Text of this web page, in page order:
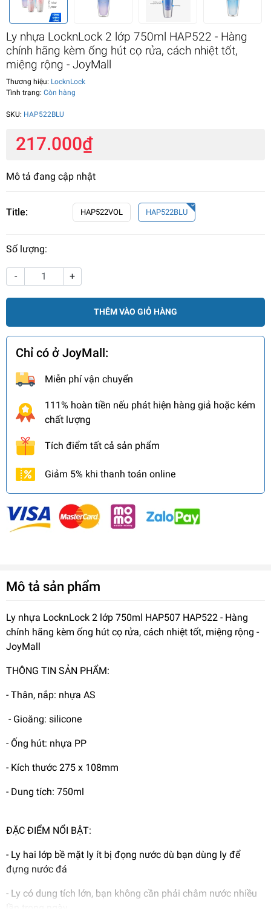
Ly nhựa LocknLock 2 lớp 750ml HAP522 - Hàng
chính hãng kèm ống hút cọ rửa, cách nhiệt tốt,
miệng rộng - JoyMall
Thương hiệu: LocknLock
Tình trạng: Còn hàng
SKU: HAP522BLU
217.000₫
Mô tả đang cập nhật
Title: HAP522VOL HAP522BLU
Số lượng:
- +
THÊM VÀO GIỎ HÀNG
Chỉ có ở JoyMall:
Miễn phí vận chuyển
111% hoàn tiền nếu phát hiện hàng giả hoặc kém
chất lượng
Tích điểm tất cả sản phẩm
Giảm 5% khi thanh toán online
Mô tả sản phẩm
Ly nhựa LocknLock 2 lớp 750ml HAP507 HAP522 - Hàng
chính hãng kèm ống hút cọ rửa, cách nhiệt tốt, miệng rộng -
JoyMall
THÔNG TIN SẢN PHẨM:
- Thân, nắp: nhựa AS
- Gioăng: silicone
- Ống hút: nhựa PP
- Kích thước 275 x 108mm
- Dung tích: 750ml
ĐẶC ĐIỂM NỔI BẬT:
- Ly hai lớp bề mặt ly ít bị đọng nước dù bạn dùng ly để
đựng nước đá
- Ly có dung tích lớn, bạn không cần phải châm nước nhiều
lần trong ngày.